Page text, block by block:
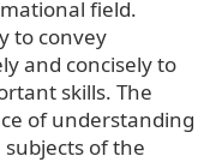
field.
to convey
and concisely to
skills. The
of understanding
of the